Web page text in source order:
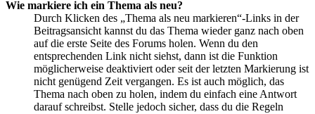
Wie markiere ich ein Thema als neu?
Durch Klicken des „Thema als neu markieren“-Links in der
Beitragsansicht kannst du das Thema wieder ganz nach oben
auf die erste Seite des Forums holen. Wenn du den
entsprechenden Link nicht siehst, dann ist die Funktion
möglicherweise deaktiviert oder seit der letzten Markierung ist
nicht genügend Zeit vergangen. Es ist auch möglich, das
Thema nach oben zu holen, indem du einfach eine Antwort
darauf schreibst. Stelle jedoch sicher, dass du die Regeln